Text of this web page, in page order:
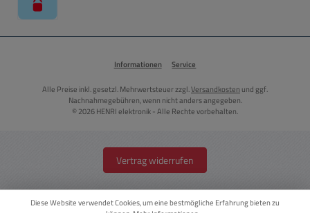
Informationen Service
Alle Preise inkl. gesetzl. Mehrwertsteuer zzgl.Versandkosten und ggf.
Nachnahmegebühren, wenn nicht anders angegeben.
© 2026 HENRI elektronik - Alle Rechte vorbehalten.
Vertrag widerrufen
Diese Website verwendet Cookies, um eine bestmögliche Erfahrung bieten zu